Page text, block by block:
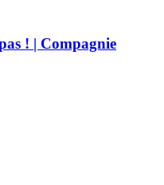
! | Compagnie